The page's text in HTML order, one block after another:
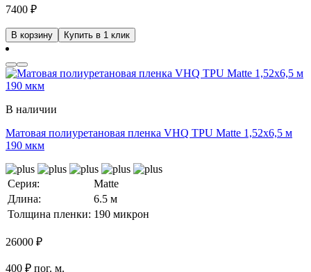
7400 ₽
В корзину Купить в 1 клик
В наличии
Матовая полиуретановая пленка VHQ TPU Matte 1,52х6,5 м
190 мкм
Серия:
Matte
Длина:
6.5 м
Толщина пленки: 190 микрон
26000 ₽
400 ₽ пог. м.